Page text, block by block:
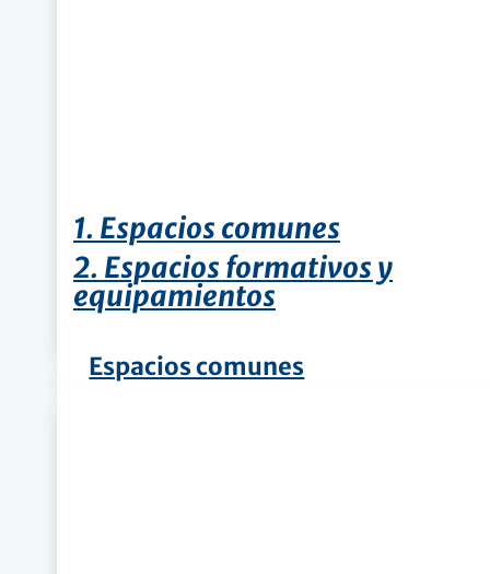
1. Espacios comunes
2. Espacios formativos y
equipamientos
Espacios comunes